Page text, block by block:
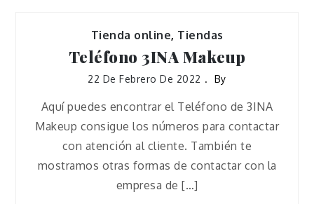
Tienda online, Tiendas
Teléfono 3INA Makeup
22 De Febrero De 2022 By
Aquí puedes encontrar el Teléfono de 3INA
Makeup consigue los números para contactar
con atención al cliente. También te
mostramos otras formas de contactar con la
empresa de […]